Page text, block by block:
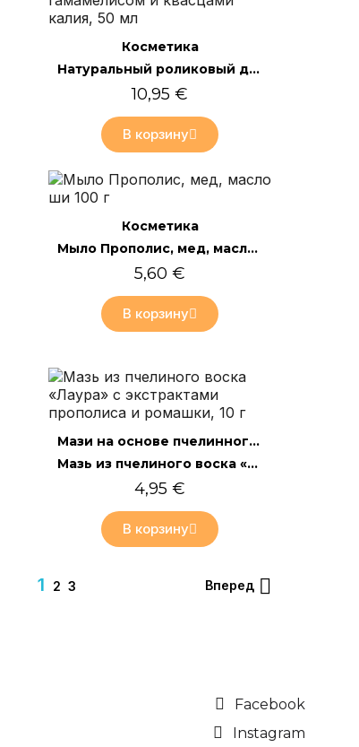
Быстрый просмотр
Косметика
Натуральный роликовый дезодорант с мёдом, гамамелисом и квасцами калия, 50 мл
10,95 €
В корзину
Быстрый просмотр
Только онлайн
Косметика
Мыло Прополис, мед, масло ши 100 г
5,60 €
В корзину
Быстрый просмотр
Мази на основе пчелинного воска
Мазь из пчелиного воска «Лаура» с экстрактами прополиса и ромашки, 10 г
4,95 €
В корзину
1 2 3 Вперед 
Facebook
Instagram